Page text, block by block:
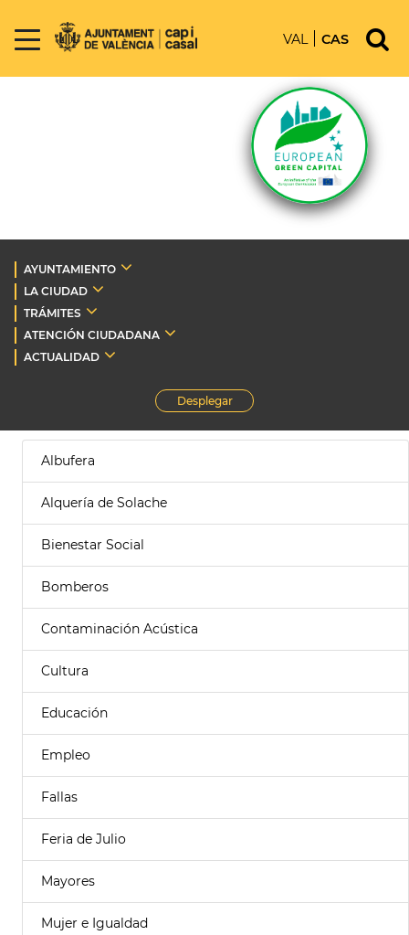
VAL CAS
AYUNTAMIENTO
LA CIUDAD
TRÁMITES
ATENCIÓN CIUDADANA
ACTUALIDAD
Desplegar
Albufera
Alquería de Solache
Bienestar Social
Bomberos
Contaminación Acústica
Cultura
Educación
Empleo
Fallas
Feria de Julio
Mayores
Mujer e Igualdad